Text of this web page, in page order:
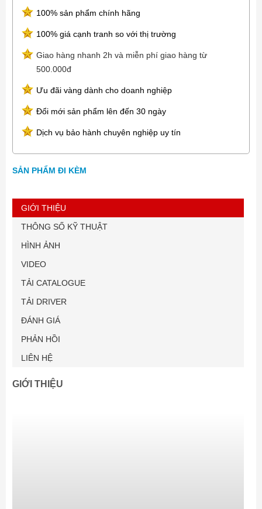
100% sản phẩm chính hãng
100% giá cạnh tranh so với thị trường
Giao hàng nhanh 2h và miễn phí giao hàng từ
500.000đ
Ưu đãi vàng dành cho doanh nghiệp
Đổi mới sản phẩm lên đến 30 ngày
Dịch vụ bảo hành chuyên nghiệp uy tín
SẢN PHẨM ĐI KÈM
GIỚI THIỆU
THÔNG SỐ KỸ THUẬT
HÌNH ẢNH
VIDEO
TẢI CATALOGUE
TẢI DRIVER
ĐÁNH GIÁ
PHẢN HỒI
LIÊN HỆ
GIỚI THIỆU